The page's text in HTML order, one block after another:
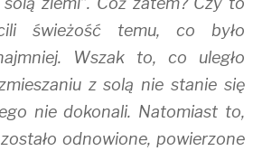
świeżość temu, co było
Wszak to, co uległo
z solą nie stanie się
nie dokonali. Natomiast to,
odnowione, powierzone